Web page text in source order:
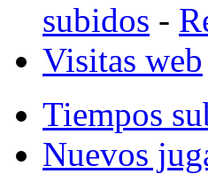
subidos -
Visitas web
Tiempos
Nuevos